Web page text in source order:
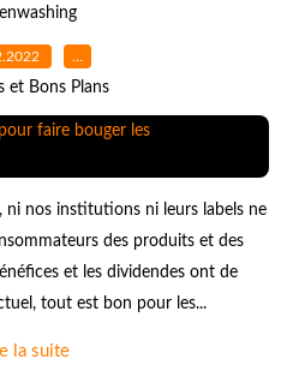
…
et Bons Plans
ni nos institutions ni leurs labels ne
des produits et des
et les dividendes ont de
tout est bon pour les...
la suite